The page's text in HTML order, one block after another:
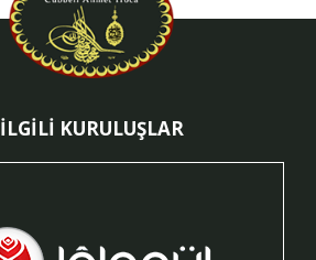
İLGİLİ KURULUŞLAR